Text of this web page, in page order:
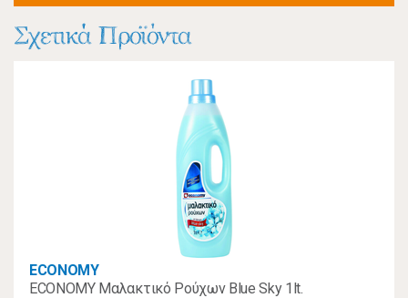
Σχετικά Προϊόντα
ECONOMY
ECONOMY Μαλακτικό Ρούχων Blue Sky 1lt.